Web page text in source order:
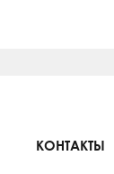
КОНТАКТЫ